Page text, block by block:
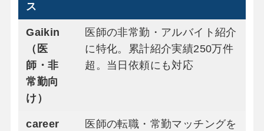
ス
Gaikin
（医
師・非
常勤向
け）
医師の非常勤・アルバイト紹介
に特化。累計紹介実績250万件
超。当日依頼にも対応
career
医師の転職・常勤マッチングを